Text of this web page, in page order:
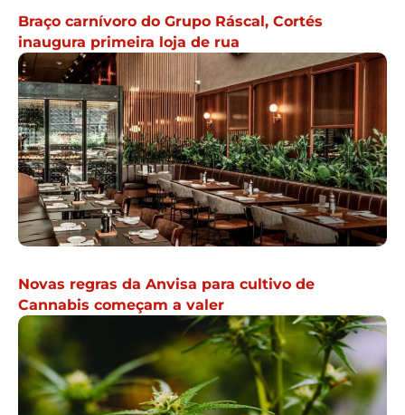
Braço carnívoro do Grupo Ráscal, Cortés
inaugura primeira loja de rua
Novas regras da Anvisa para cultivo de
Cannabis começam a valer